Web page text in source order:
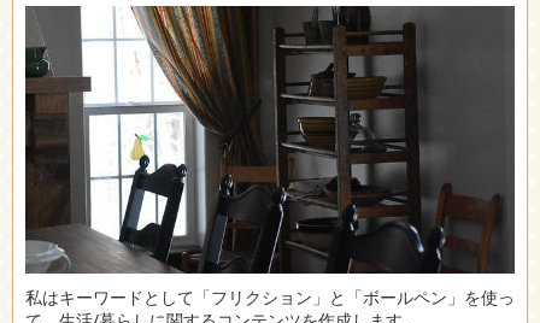
私はキーワードとして「フリクション」と「ボールペン」を使っ